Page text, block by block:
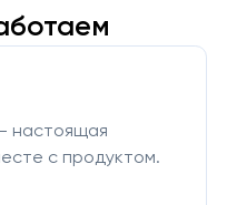
настоящая
с продуктом.